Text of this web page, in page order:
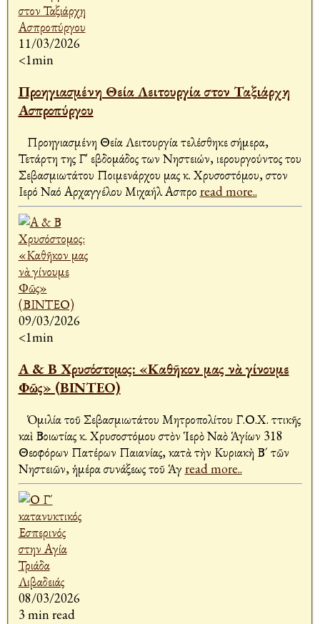
11/03/2026
<1min
Προηγιασμένη Θεία Λειτουργία στον Ταξιάρχη
Ασπροπύργου
Προηγιασμένη Θεία Λειτουργία τελέσθηκε σήμερα,
Τετάρτη της Γ' εβδομάδος των Νηστειών, ιερουργούντος του
Σεβασμιωτάτου Ποιμενάρχου μας κ. Χρυσοστόμου, στον
Ιερό Ναό Αρχαγγέλου Μιχαήλ Ασπρο read more..
09/03/2026
<1min
Α & Β Χρυσόστομος: «Καθῆκον μας νὰ γίνουμε
Φῶς» (ΒΙΝΤΕΟ)
Ὁμιλία τοῦ Σεβασμιωτάτου Μητροπολίτου Γ.Ο.Χ. Ἀττικῆς
καὶ Βοιωτίας κ. Χρυσοστόμου στὸν Ἱερὸ Ναὸ Ἁγίων 318
Θεοφόρων Πατέρων Παιανίας, κατὰ τὴν Κυριακὴ Β´ τῶν
Νηστειῶν, ἡμέρα συνάξεως τοῦ Ἁγ read more..
08/03/2026
3 min read